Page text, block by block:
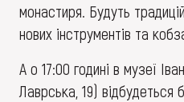
монастиря. Будуть
нових інструментів та
А о 17:00 годині в музеї
Лаврська, 19) відбудеться